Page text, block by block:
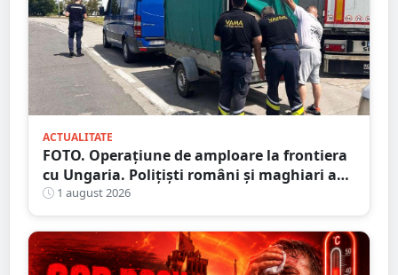
ACTUALITATE
FOTO. Operațiune de amploare la frontiera
cu Ungaria. Polițiști români și maghiari au
verificat sute de persoane
1 august 2026